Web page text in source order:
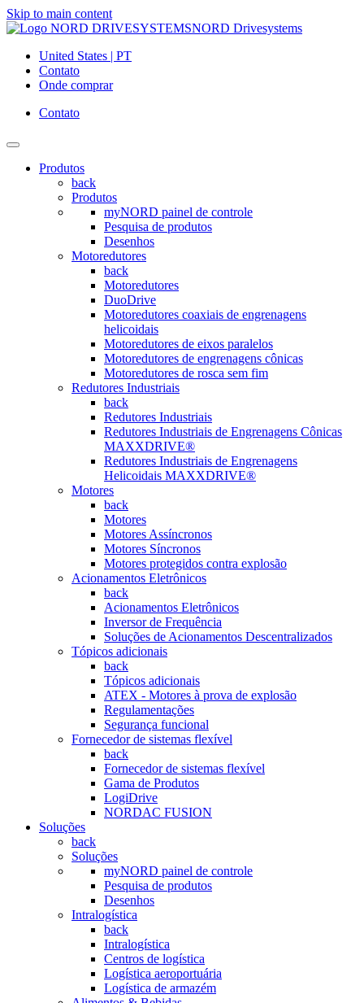
Skip to main content
NORD Drivesystems
United States | PT
Contato
Onde comprar
Contato
Produtos
back
Produtos
myNORD painel de controle
Pesquisa de produtos
Desenhos
Motoredutores
back
Motoredutores
DuoDrive
Motoredutores coaxiais de engrenagens
helicoidais
Motoredutores de eixos paralelos
Motoredutores de engrenagens cônicas
Motoredutores de rosca sem fim
Redutores Industriais
back
Redutores Industriais
Redutores Industriais de Engrenagens Cônicas
MAXXDRIVE®
Redutores Industriais de Engrenagens
Helicoidais MAXXDRIVE®
Motores
back
Motores
Motores Assíncronos
Motores Síncronos
Motores protegidos contra explosão
Acionamentos Eletrônicos
back
Acionamentos Eletrônicos
Inversor de Frequência
Soluções de Acionamentos Descentralizados
Tópicos adicionais
back
Tópicos adicionais
ATEX - Motores à prova de explosão
Regulamentações
Segurança funcional
Fornecedor de sistemas flexível
back
Fornecedor de sistemas flexível
Gama de Produtos
LogiDrive
NORDAC FUSION
Soluções
back
Soluções
myNORD painel de controle
Pesquisa de produtos
Desenhos
Intralogística
back
Intralogística
Centros de logística
Logística aeroportuária
Logística de armazém